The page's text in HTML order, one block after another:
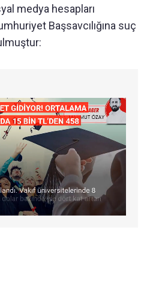
medya hesapları
Başsavcılığına suç